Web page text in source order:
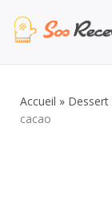
au
Accueil » Dessert
cacao